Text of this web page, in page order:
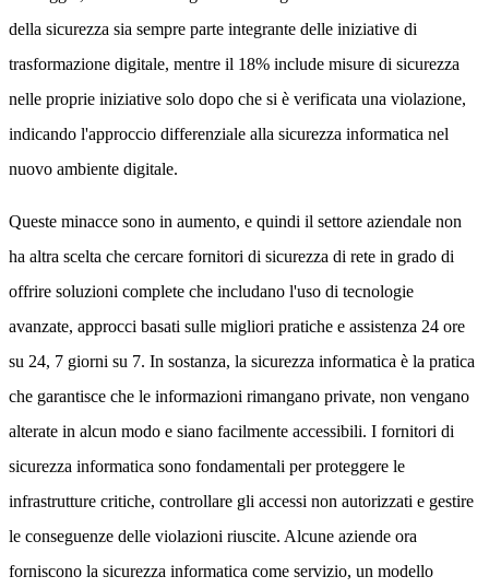
della sicurezza sia sempre parte integrante delle iniziative di
trasformazione digitale, mentre il 18% include misure di sicurezza
nelle proprie iniziative solo dopo che si è verificata una violazione,
indicando l'approccio differenziale alla sicurezza informatica nel
nuovo ambiente digitale.
Queste minacce sono in aumento, e quindi il settore aziendale non
ha altra scelta che cercare fornitori di sicurezza di rete in grado di
offrire soluzioni complete che includano l'uso di tecnologie
avanzate, approcci basati sulle migliori pratiche e assistenza 24 ore
su 24, 7 giorni su 7. In sostanza, la sicurezza informatica è la pratica
che garantisce che le informazioni rimangano private, non vengano
alterate in alcun modo e siano facilmente accessibili. I fornitori di
sicurezza informatica sono fondamentali per proteggere le
infrastrutture critiche, controllare gli accessi non autorizzati e gestire
le conseguenze delle violazioni riuscite. Alcune aziende ora
forniscono la sicurezza informatica come servizio, un modello